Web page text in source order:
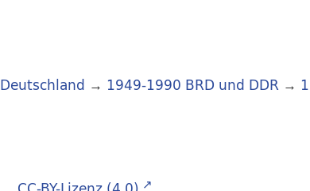
Deutschland → 1949-1990 BRD und DDR →